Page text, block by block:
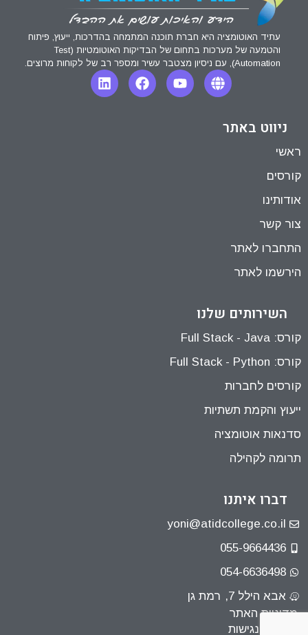
עתיד האוטומציה היא חברת תוכנה המתמחה בהדרכות, ייעוץ, פיתוח
והטמעה של מערכות בתחום של הבדיקות האוטומטיות (Test
Automation), עם ניסיון מצטבר עשיר ומספר רב של לקוחות מרוצים.
ניווט באתר
ראשי
קורסים
אודותינו
צור קשר
התחברו לאתר
הירשמו לאתר
השירותים שלנו
קורס: Full Stack - Java
קורס: Full Stack - Python
קורסים לחברות
ייעוץ והקמת תשתיות
סדנאות אוטומציה
תרומה לקהילה
דברו איתנו
yoni@atidcollege.co.il
055-9664436
054-6636498
אבא הילל 7, רמת גן
מדיניות האתר
הצהרת נגישות